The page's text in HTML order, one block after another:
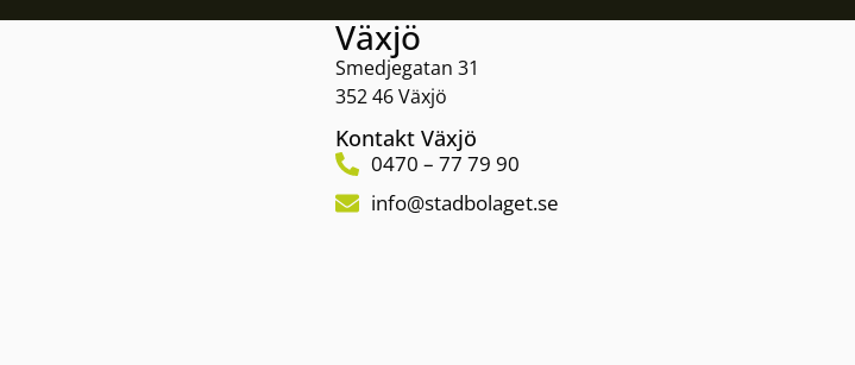
Växjö
Smedjegatan 31
352 46 Växjö
Kontakt Växjö
0470 – 77 79 90
info@stadbolaget.se